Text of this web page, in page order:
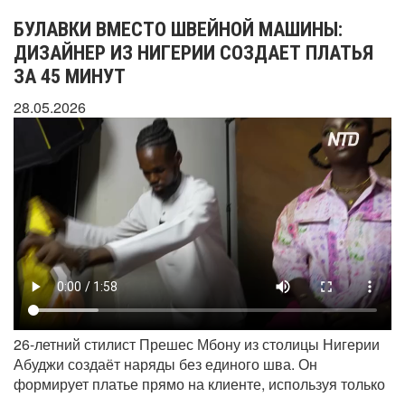
БУЛАВКИ ВМЕСТО ШВЕЙНОЙ МАШИНЫ:
ДИЗАЙНЕР ИЗ НИГЕРИИ СОЗДАЕТ ПЛАТЬЯ
ЗА 45 МИНУТ
28.05.2026
26-летний стилист Прешес Мбону из столицы Нигерии
Абуджи создаёт наряды без единого шва. Он
формирует платье прямо на клиенте, используя только